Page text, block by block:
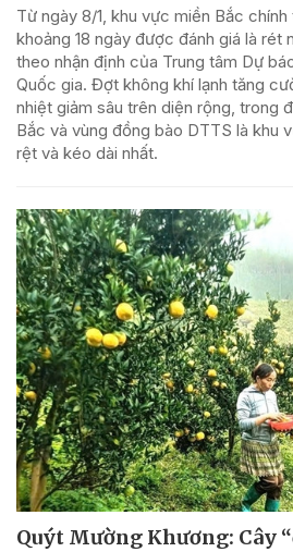
Từ ngày 8/1, khu vực miền Bắc
khoảng 18 ngày được đánh giá là rét
theo nhận định của Trung tâm Dự
Quốc gia. Đợt không khí lạnh tăng
nhiệt giảm sâu trên diện rộng, trong
Bắc và vùng đồng bào DTTS là khu
rệt và kéo dài nhất.
Quýt Mường Khương: Cây